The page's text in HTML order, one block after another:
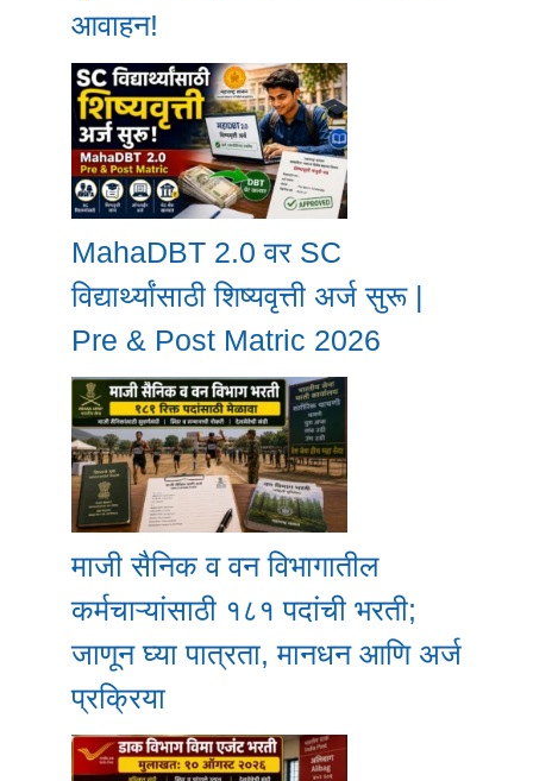
आवाहन!
MahaDBT 2.0 वर SC
विद्यार्थ्यांसाठी शिष्यवृत्ती अर्ज सुरू |
Pre & Post Matric 2026
माजी सैनिक व वन विभागातील
कर्मचाऱ्यांसाठी १८१ पदांची भरती;
जाणून घ्या पात्रता, मानधन आणि अर्ज
प्रक्रिया